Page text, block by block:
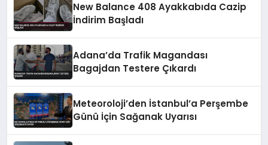
New Balance 408 Ayakkabıda Cazip
İndirim Başladı
Adana’da Trafik Magandası
Bagajdan Testere Çıkardı
Meteoroloji’den İstanbul’a Perşembe
Günü İçin Sağanak Uyarısı